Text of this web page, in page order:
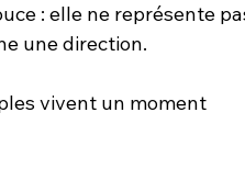
: elle ne représente
une direction.
vivent un moment